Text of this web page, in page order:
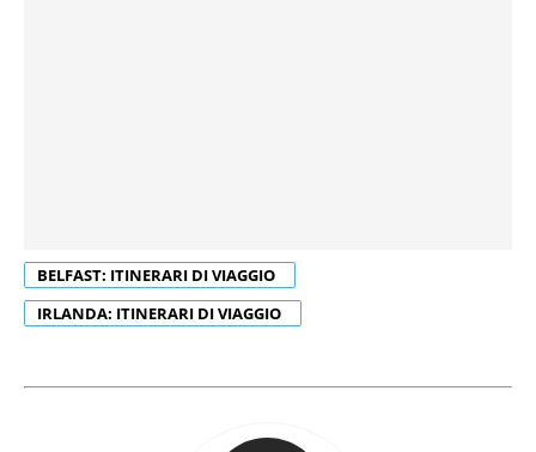
BELFAST: ITINERARI DI VIAGGIO
IRLANDA: ITINERARI DI VIAGGIO